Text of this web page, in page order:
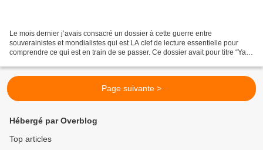
Le mois dernier j’avais consacré un dossier à cette guerre entre
souverainistes et mondialistes qui est LA clef de lecture essentielle pour
comprendre ce qui est en train de se passer. Ce dossier avait pour titre “Yalta
Page suivante >
Hébergé par Overblog
Top articles